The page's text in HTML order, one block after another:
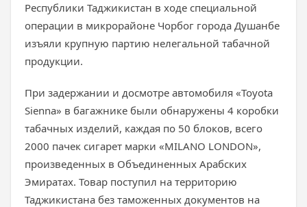
Республики Таджикистан в ходе специальной
операции в микрорайоне Чорбог города Душанбе
изъяли крупную партию нелегальной табачной
продукции.
При задержании и досмотре автомобиля «Toyota
Sienna» в багажнике были обнаружены 4 коробки
табачных изделий, каждая по 50 блоков, всего
2000 пачек сигарет марки «MILANO LONDON»,
произведенных в Объединенных Арабских
Эмиратах. Товар поступил на территорию
Таджикистана без таможенных документов на